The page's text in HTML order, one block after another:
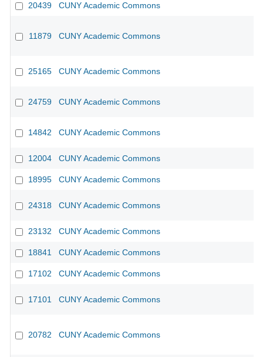
20439 CUNY Academic Commons
11879 CUNY Academic Commons
25165 CUNY Academic Commons
24759 CUNY Academic Commons
14842 CUNY Academic Commons
12004 CUNY Academic Commons
18995 CUNY Academic Commons
24318 CUNY Academic Commons
23132 CUNY Academic Commons
18841 CUNY Academic Commons
17102 CUNY Academic Commons
17101 CUNY Academic Commons
20782 CUNY Academic Commons